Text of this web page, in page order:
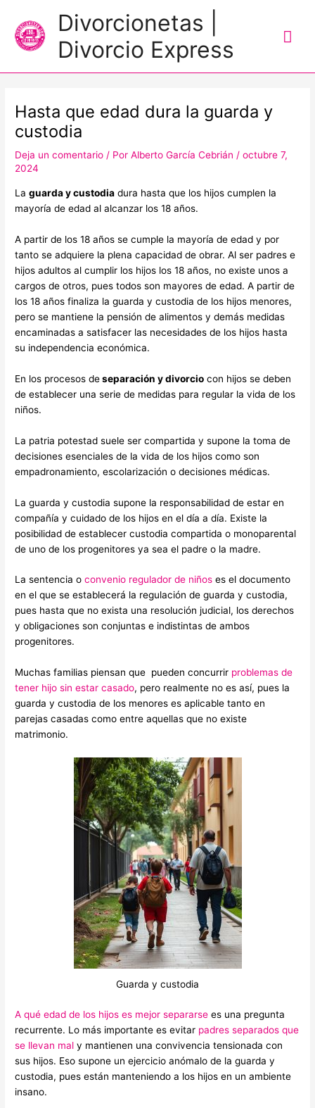
Divorcionetas |
Divorcio Express
Hasta que edad dura la guarda y
custodia
Deja un comentario / PorAlberto García Cebrián/octubre 7,
2024
Laguarda y custodia dura hasta que los hijos cumplen la
mayoría de edad al alcanzar los 18 años.
A partir de los 18 años se cumple la mayoría de edad y por
tanto se adquiere la plena capacidad de obrar. Al ser padres e
hijos adultos al cumplir los hijos los 18 años, no existe unos a
cargos de otros, pues todos son mayores de edad. A partir de
los 18 años finaliza la guarda y custodia de los hijos menores,
pero se mantiene la pensión de alimentos y demás medidas
encaminadas a satisfacer las necesidades de los hijos hasta
su independencia económica.
En los procesos deseparación y divorcio con hijos se deben
de establecer una serie de medidas para regular la vida de los
niños.
La patria potestad suele ser compartida y supone la toma de
decisiones esenciales de la vida de los hijos como son
empadronamiento, escolarización o decisiones médicas.
La guarda y custodia supone la responsabilidad de estar en
compañía y cuidado de los hijos en el día a día. Existe la
posibilidad de establecer custodia compartida o monoparental
de uno de los progenitores ya sea el padre o la madre.
La sentencia oconvenio regulador de niños es el documento
en el que se establecerá la regulación de guarda y custodia,
pues hasta que no exista una resolución judicial, los derechos
y obligaciones son conjuntas e indistintas de ambos
progenitores.
Muchas familias piensan que pueden concurrir problemas de
tener hijo sin estar casado, pero realmente no es así, pues la
guarda y custodia de los menores es aplicable tanto en
parejas casadas como entre aquellas que no existe
matrimonio.
Guarda y custodia
A qué edad de los hijos es mejor separarse es una pregunta
recurrente. Lo más importante es evitar padres separados que
se llevan mal y mantienen una convivencia tensionada con
sus hijos. Eso supone un ejercicio anómalo de la guarda y
custodia, pues están manteniendo a los hijos en un ambiente
insano.
entradas